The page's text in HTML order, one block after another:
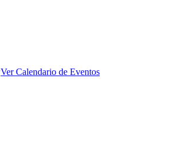
Ver Calendario de Eventos